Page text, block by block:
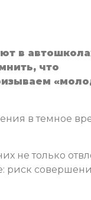
в
что
в темное
только
риск